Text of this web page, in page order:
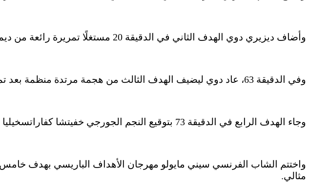
وأضاف ديزيري دوي الهدف الثاني في الدقيقة 20 مستغلًا تمريرة رائعة من ديمبيلي، ليسكن الكرة شباك الفريق الإيطالي بتسديدة قوية بمساعدة ديماركو.
وفي الدقيقة 63، عاد دوي ليضيف الهدف الثالث من هجمة مرتدة منظمة بعد تمريرة بينية من فيتينيا وضعت الكرة أمامه لينفرد بالحارس ويسجلها بنجاح.
وجاء الهدف الرابع في الدقيقة 73 بتوقيع النجم الجورجي خفيتشا كفاراتسخيليا الذي تلقى تمريرة بينية من ديمبيلي وأودعها الشباك بثقة.
مثالي.